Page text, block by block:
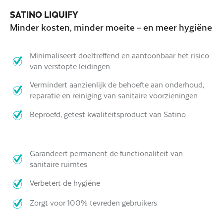
SATINO LIQUIFY
Minder kosten, minder moeite – en meer hygiëne
Minimaliseert doeltreffend en aantoonbaar het risico
van verstopte leidingen
Vermindert aanzienlijk de behoefte aan onderhoud,
reparatie en reiniging van sanitaire voorzieningen
Beproefd, getest kwaliteitsproduct van Satino
Garandeert permanent de functionaliteit van
sanitaire ruimtes
Verbetert de hygiëne
Zorgt voor 100% tevreden gebruikers